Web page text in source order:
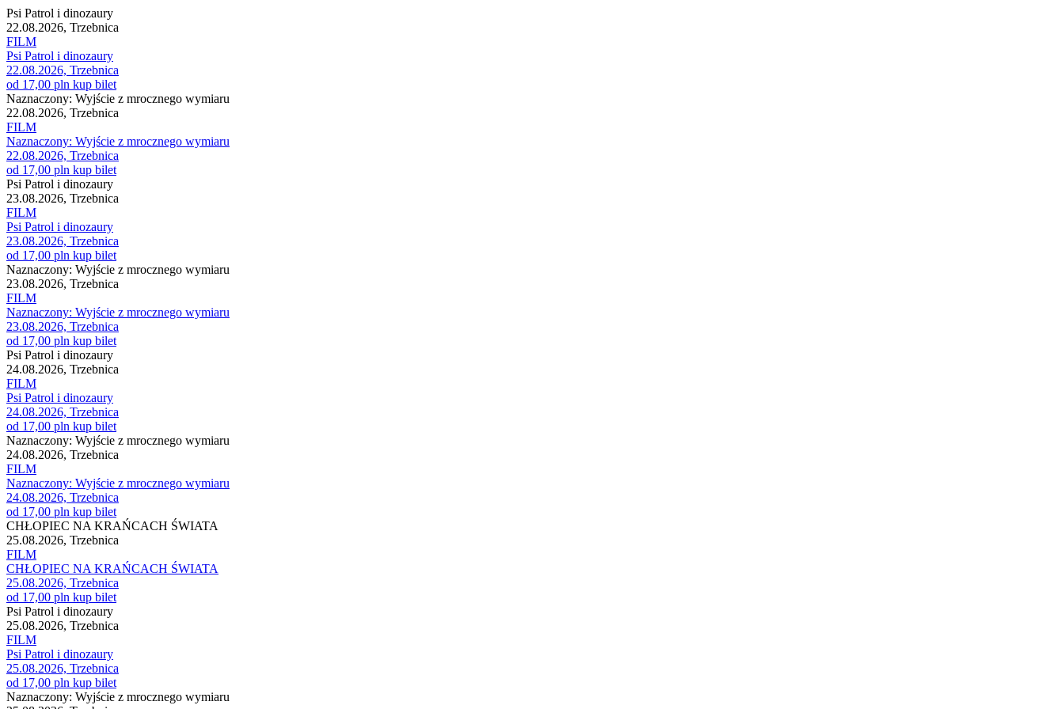
Psi Patrol i dinozaury
22.08.2026, Trzebnica
FILM
Psi Patrol i dinozaury
22.08.2026, Trzebnica
od 17,00 pln kup bilet
Naznaczony: Wyjście z mrocznego wymiaru
22.08.2026, Trzebnica
FILM
Naznaczony: Wyjście z mrocznego wymiaru
22.08.2026, Trzebnica
od 17,00 pln kup bilet
Psi Patrol i dinozaury
23.08.2026, Trzebnica
FILM
Psi Patrol i dinozaury
23.08.2026, Trzebnica
od 17,00 pln kup bilet
Naznaczony: Wyjście z mrocznego wymiaru
23.08.2026, Trzebnica
FILM
Naznaczony: Wyjście z mrocznego wymiaru
23.08.2026, Trzebnica
od 17,00 pln kup bilet
Psi Patrol i dinozaury
24.08.2026, Trzebnica
FILM
Psi Patrol i dinozaury
24.08.2026, Trzebnica
od 17,00 pln kup bilet
Naznaczony: Wyjście z mrocznego wymiaru
24.08.2026, Trzebnica
FILM
Naznaczony: Wyjście z mrocznego wymiaru
24.08.2026, Trzebnica
od 17,00 pln kup bilet
CHŁOPIEC NA KRAŃCACH ŚWIATA
25.08.2026, Trzebnica
FILM
CHŁOPIEC NA KRAŃCACH ŚWIATA
25.08.2026, Trzebnica
od 17,00 pln kup bilet
Psi Patrol i dinozaury
25.08.2026, Trzebnica
FILM
Psi Patrol i dinozaury
25.08.2026, Trzebnica
od 17,00 pln kup bilet
Naznaczony: Wyjście z mrocznego wymiaru